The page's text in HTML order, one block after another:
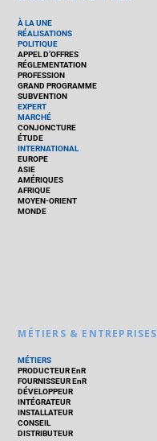
À LA UNE
RÉALISATIONS
POLITIQUE
APPEL D’OFFRES
RÉGLEMENTATION
PROFESSION
GRAND PROGRAMME
SUBVENTION
EXPERT
MARCHÉ
CONJONCTURE
ÉTUDE
INTERNATIONAL
EUROPE
ASIE
AMÉRIQUES
AFRIQUE
MOYEN-ORIENT
MONDE
MÉTIERS & ENTREPRISES
MÉTIERS
PRODUCTEUR EnR
FOURNISSEUR EnR
DÉVELOPPEUR
INTÉGRATEUR
INSTALLATEUR
CONSEIL
DISTRIBUTEUR